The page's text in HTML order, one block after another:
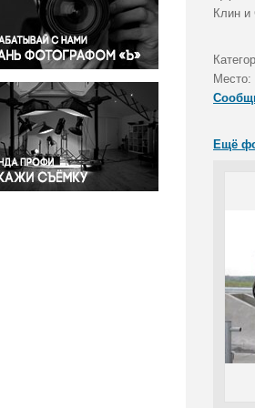
Правосудие
Происшествия и конфликты
Религия
Светская жизнь
Спорт
Экология
Экономика и бизнес
Клин и
Место:
Ещё